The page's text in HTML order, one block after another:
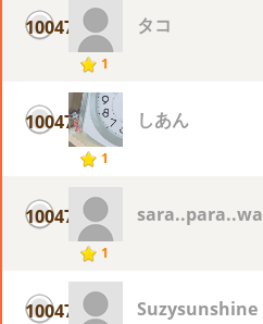
10047
1
タコ
10047
1
しあん
10047
1
10047 Suzysunshine